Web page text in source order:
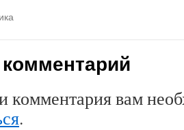
комментария вам
.